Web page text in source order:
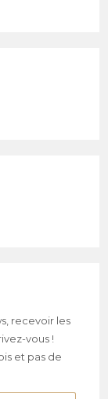
recevoir les
vous !
et pas de